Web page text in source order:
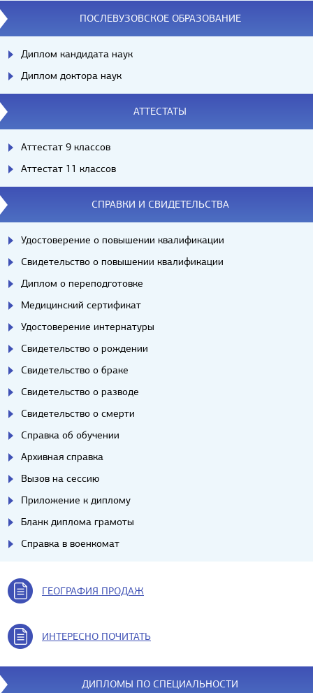
ПОСЛЕВУЗОВСКОЕ ОБРАЗОВАНИЕ
Диплом кандидата наук
Диплом доктора наук
АТТЕСТАТЫ
Аттестат 9 классов
Аттестат 11 классов
СПРАВКИ И СВИДЕТЕЛЬСТВА
Удостоверение о повышении квалификации
Свидетельство о повышении квалификации
Диплом о переподготовке
Медицинский сертификат
Удостоверение интернатуры
Свидетельство о рождении
Свидетельство о браке
Свидетельство о разводе
Свидетельство о смерти
Справка об обучении
Архивная справка
Вызов на сессию
Приложение к диплому
Бланк диплома грамоты
Справка в военкомат
ГЕОГРАФИЯ ПРОДАЖ
ИНТЕРЕСНО ПОЧИТАТЬ
ДИПЛОМЫ ПО СПЕЦИАЛЬНОСТИ